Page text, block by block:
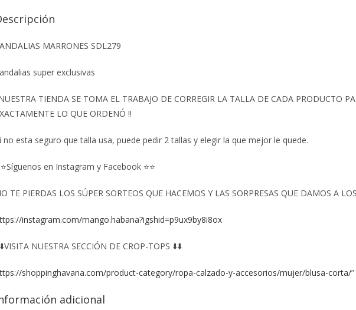
MARRONES SDL279
super exclusivas
TIENDA SE TOMA EL TRABAJO DE CORREGIR LA TALLA DE CADA PRODUCTO
LO QUE ORDENÓ ‼️
no esta seguro que talla usa, puede pedir 2 tallas y elegir la que mejor le quede.
en Instagram y Facebook ⭐⭐
TE PIERDAS LOS SÚPER SORTEOS QUE HACEMOS Y LAS SORPRESAS QUE DAMOS A LOS
instagram.com/mango.habana?igshid=p9ux9by8i8ox
NUESTRA SECCIÓN DE CROP-TOPS ⬇️⬇️
shoppinghavana.com/product-category/ropa-calzado-y-accesorios/mujer/blusa-corta/”
adicional